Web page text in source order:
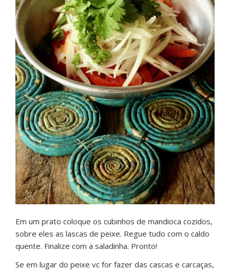
Em um prato coloque os cubinhos de mandioca cozidos,
sobre eles as lascas de peixe. Regue tudo com o caldo
quente. Finalize com a saladinha. Pronto!
Se em lugar do peixe vc for fazer das cascas e carcaças,